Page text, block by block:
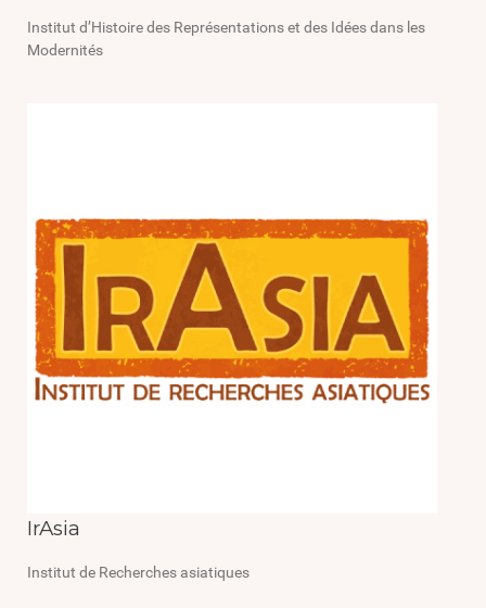
Institut d’Histoire des Représentations et des Idées dans les
Modernités
IrAsia
Institut de Recherches asiatiques